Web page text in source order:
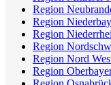
Region
Region
Region
Region
Region Nord
Region